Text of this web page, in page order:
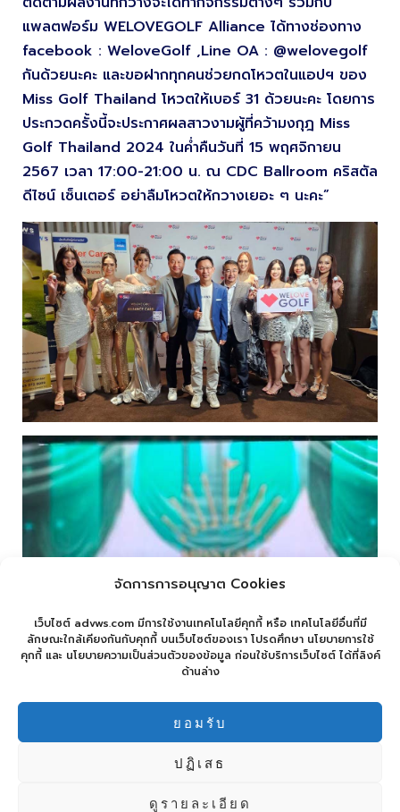
จัดการการอนุญาต Cookies
เว็บไซต์ advws.com มีการใช้งานเทคโนโลยีคุกกี้ หรือ เทคโนโลยีอื่นที่มี
ลักษณะใกล้เคียงกันกับคุกกี้ บนเว็บไซต์ของเรา โปรดศึกษา นโยบายการใช้
คุกกี้ และ นโยบายความเป็นส่วนตัวของข้อมูล ก่อนใช้บริการเว็บไซต์ ได้ที่ลิงค์
ด้านล่าง
ยอมรับ
ปฏิเสธ
ดูรายละเอียด
แพลตฟอร์ม WELOVEGOLF Alliance ได้ทางช่องทาง
facebook : WeloveGolf ,Line OA : @welovegolf
กันด้วยนะคะ และขอฝากทุกคนช่วยกดโหวตในแอปฯ ของ
Miss Golf Thailand โหวตให้เบอร์ 31 ด้วยนะคะ โดยการ
ประกวดครั้งนี้จะประกาศผลสาวงามผู้ที่คว้ามงกุฎ Miss
Golf Thailand 2024 ในค่ำคืนวันที่ 15 พฤศจิกายน
2567 เวลา 17:00-21:00 น. ณ CDC Ballroom คริสตัล
ดีไซน์ เซ็นเตอร์ อย่าลืมโหวตให้กวางเยอะ ๆ นะคะ”